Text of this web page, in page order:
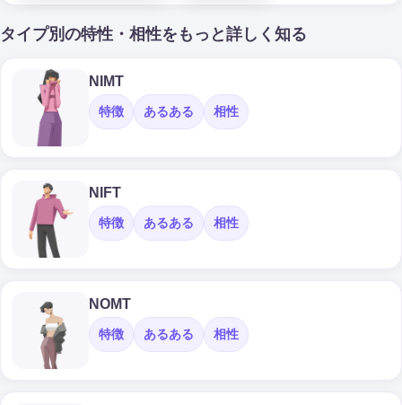
タイプ別の特性・相性をもっと詳しく知る
NIMT
特徴 あるある 相性
NIFT
特徴 あるある 相性
NOMT
特徴 あるある 相性